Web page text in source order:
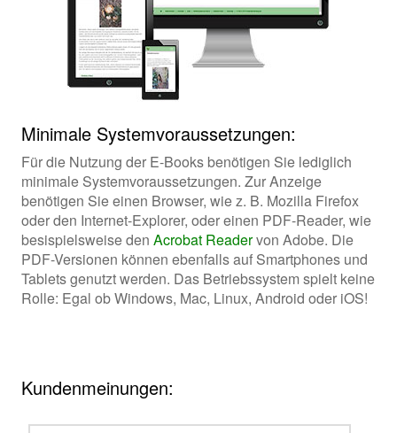
Minimale Systemvoraussetzungen:
Für die Nutzung der E-Books benötigen Sie lediglich
minimale Systemvoraussetzungen. Zur Anzeige
benötigen Sie einen Browser, wie z. B. Mozilla Firefox
oder den Internet-Explorer, oder einen PDF-Reader, wie
besispielsweise den Acrobat Readervon Adobe. Die
PDF-Versionen können ebenfalls auf Smartphones und
Tablets genutzt werden. Das Betriebssystem spielt keine
Rolle: Egal ob Windows, Mac, Linux, Android oder iOS!
Kundenmeinungen: